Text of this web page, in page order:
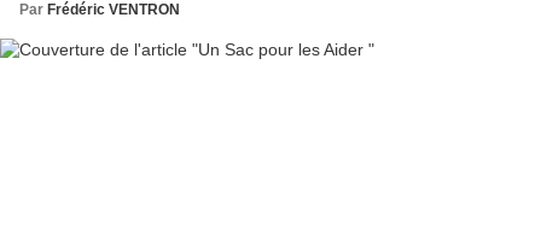
Par Frédéric VENTRON